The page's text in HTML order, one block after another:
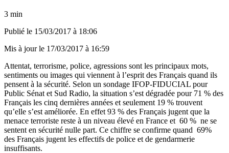
3 min
Publié le 15/03/2017 à 18:06
Mis à jour le 17/03/2017 à 16:59
Attentat, terrorisme, police, agressions sont les principaux mots,
sentiments ou images qui viennent à l’esprit des Français quand ils
pensent à la sécurité. Selon un sondage IFOP-FIDUCIAL pour
Public Sénat et Sud Radio, la situation s’est dégradée pour 71 % des
Français les cinq dernières années et seulement 19 % trouvent
qu’elle s’est améliorée. En effet 93 % des Français jugent que la
menace terroriste reste à un niveau élevé en France et 60 % ne se
sentent en sécurité nulle part. Ce chiffre se confirme quand 69%
des Français jugent les effectifs de police et de gendarmerie
insuffisants.